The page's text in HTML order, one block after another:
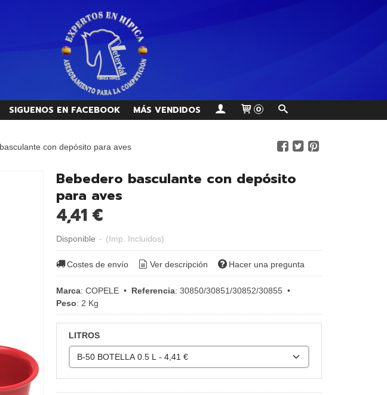
SIGUENOS EN FACEBOOK MÁS VENDIDOS 0
con depósito para aves
Bebedero basculante con depósito
para aves
4,41 €
Disponible - (Imp. Incluidos)
Costes de envío Ver descripción Hacer una pregunta
Marca: COPELE• Referencia: 30850/30851/30852/30855•
Peso: 2 Kg
LITROS